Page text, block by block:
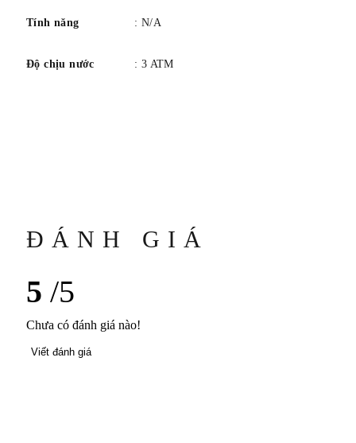
CHỐNG NƯỚC: 30 mét / 100 feet
TÍNH NĂNG: Vàng, Da, Thép không gỉ
Tính năng : N/A
Độ chịu nước : 3 ATM
ĐÁNH GIÁ
5 /5
Chưa có đánh giá nào!
Viết đánh giá